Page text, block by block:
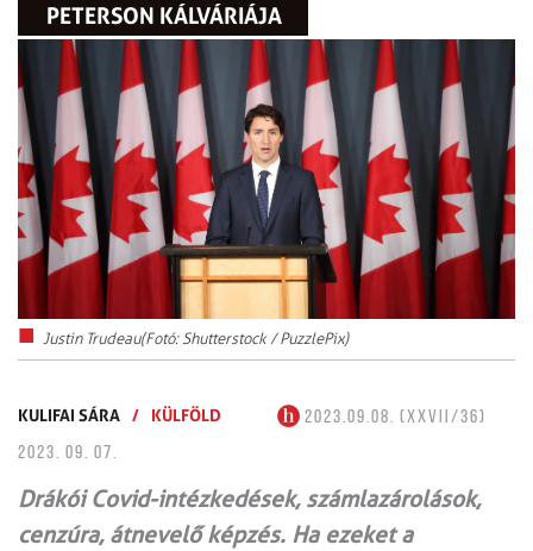
PETERSON KÁLVÁRIÁJA
Justin Trudeau(Fotó: Shutterstock / PuzzlePix)
KULIFAI SÁRA / KÜLFÖLD
2023.09.08. (XXVII/36)
2023. 09. 07.
Drákói Covid-intézkedések, számlazárolások,
cenzúra, átnevelő képzés. Ha ezeket a